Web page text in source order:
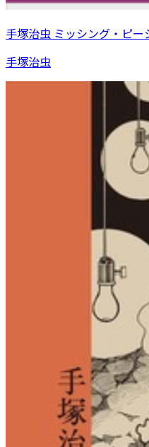
手塚治虫 ミッシング・ピ
手塚治虫